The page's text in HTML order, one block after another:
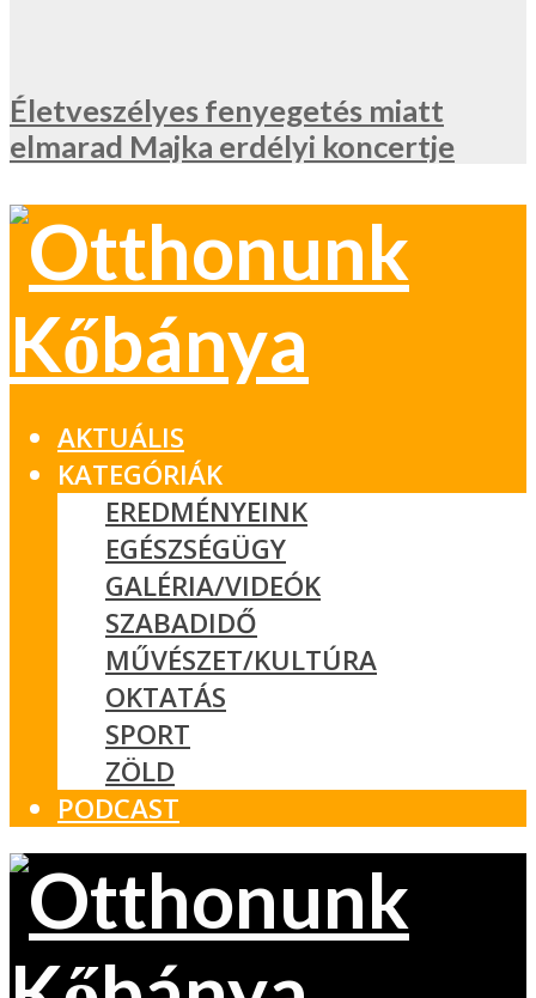
Életveszélyes fenyegetés miatt
elmarad Majka erdélyi koncertje
AKTUÁLIS
KATEGÓRIÁK
EREDMÉNYEINK
EGÉSZSÉGÜGY
GALÉRIA/VIDEÓK
SZABADIDŐ
MŰVÉSZET/KULTÚRA
OKTATÁS
SPORT
ZÖLD
PODCAST